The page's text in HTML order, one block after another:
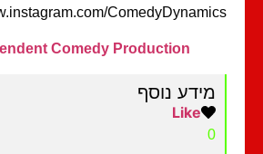
www.instagram.com/
Independent Comedy Production
מידע נוסף